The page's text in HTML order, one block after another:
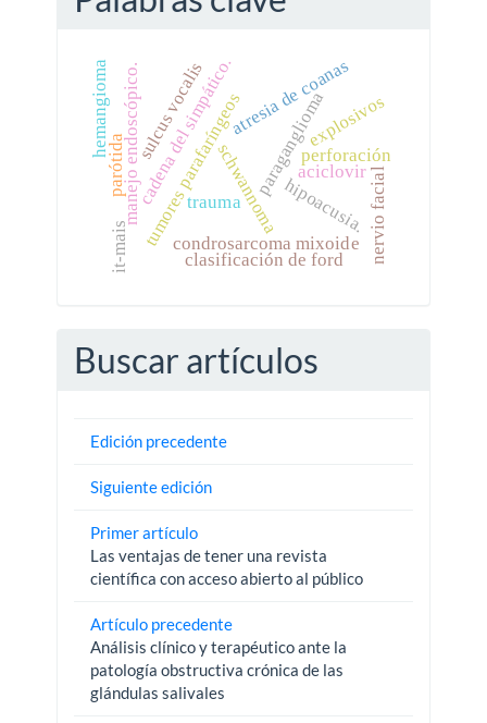
schwannomaparaganglioma
tumores parafaríngeos
cadena del simpático.atresia de coanas
manejo endoscópico.
condrosarcoma mixoide
perforación
trauma
explosivos
hipoacusia.
sulcus vocalis
clasificación de ford
aciclovir
parótida
hemangioma
nervio facial
it-mais
Buscar artículos
Edición precedente
Siguiente edición
Primer artículo
Las ventajas de tener una revista
científica con acceso abierto al público
Artículo precedente
Análisis clínico y terapéutico ante la
patología obstructiva crónica de las
glándulas salivales